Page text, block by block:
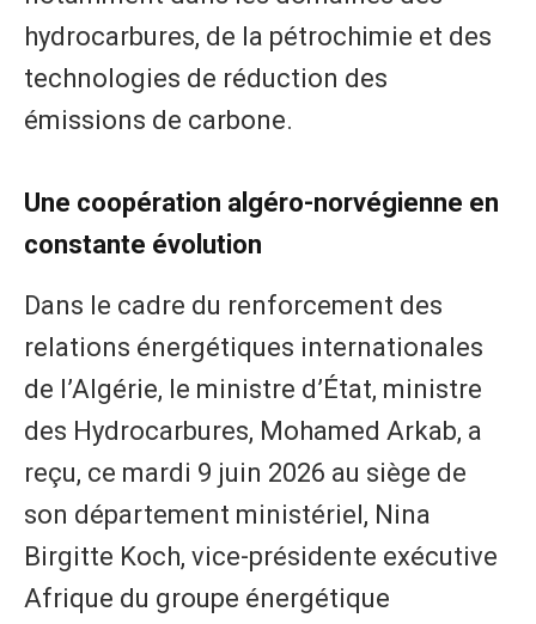
hydrocarbures, de la pétrochimie et des
technologies de réduction des
émissions de carbone.
Une coopération algéro-norvégienne en
constante évolution
Dans le cadre du renforcement des
relations énergétiques internationales
de l’Algérie, le ministre d’État, ministre
des Hydrocarbures, Mohamed Arkab, a
reçu, ce mardi 9 juin 2026 au siège de
son département ministériel, Nina
Birgitte Koch, vice-présidente exécutive
Afrique du groupe énergétique